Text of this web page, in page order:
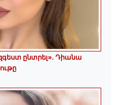
ընտրել». Դիանա